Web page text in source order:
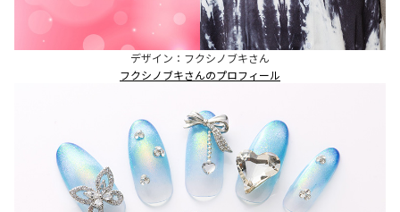
デザイン：フクシノブキさん
フクシノブキさんのプロフィール